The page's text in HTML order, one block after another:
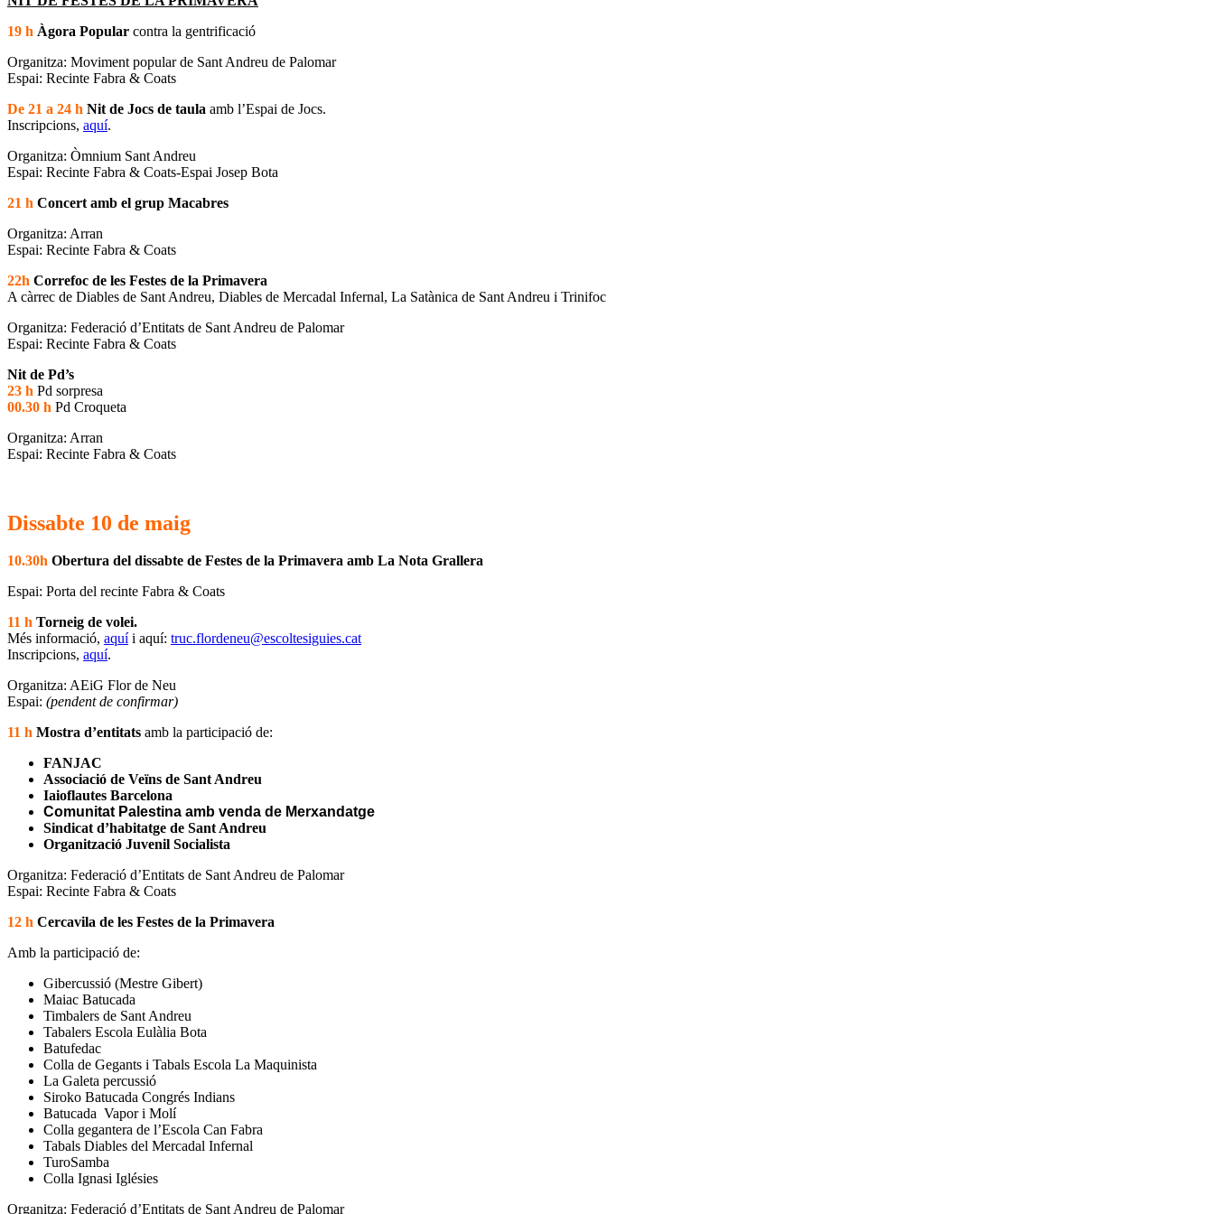
19 h Àgora Popular contra la gentrificació
Organitza: Moviment popular de Sant Andreu de Palomar
Espai: Recinte Fabra & Coats
De 21 a 24 h Nit de Jocs de taula amb l’Espai de Jocs.
Inscripcions, aquí.
Organitza: Òmnium Sant Andreu
Espai: Recinte Fabra & Coats-Espai Josep Bota
21 h Concert amb el grup Macabres
Organitza: Arran
Espai: Recinte Fabra & Coats
22h Correfoc de les Festes de la Primavera
A càrrec de Diables de Sant Andreu, Diables de Mercadal Infernal, La Satànica de Sant Andreu i Trinifoc
Organitza: Federació d’Entitats de Sant Andreu de Palomar
Espai: Recinte Fabra & Coats
Nit de Pd’s
23 h Pd sorpresa
00.30 h Pd Croqueta
Organitza: Arran
Espai: Recinte Fabra & Coats
Dissabte 10 de maig
10.30h Obertura del dissabte de Festes de la Primavera amb La Nota Grallera
Espai: Porta del recinte Fabra & Coats
11 h Torneig de volei.
Més informació, aquíi aquí: truc.flordeneu@escoltesiguies.cat
Inscripcions, aquí.
Organitza: AEiG Flor de Neu
Espai: (pendent de confirmar)
11 h Mostra d’entitats amb la participació de:
FANJAC
Associació de Veïns de Sant Andreu
Iaioflautes Barcelona
Comunitat Palestina amb venda de Merxandatge
Sindicat d’habitatge de Sant Andreu
Organització Juvenil Socialista
Organitza: Federació d’Entitats de Sant Andreu de Palomar
Espai: Recinte Fabra & Coats
12 h Cercavila de les Festes de la Primavera
Amb la participació de:
Gibercussió (Mestre Gibert)
Maiac Batucada
Timbalers de Sant Andreu
Tabalers Escola Eulàlia Bota
Batufedac
Colla de Gegants i Tabals Escola La Maquinista
La Galeta percussió
Siroko Batucada Congrés Indians
Batucada Vapor i Molí
Colla gegantera de l’Escola Can Fabra
Tabals Diables del Mercadal Infernal
TuroSamba
Colla Ignasi Iglésies
Organitza: Federació d’Entitats de Sant Andreu de Palomar